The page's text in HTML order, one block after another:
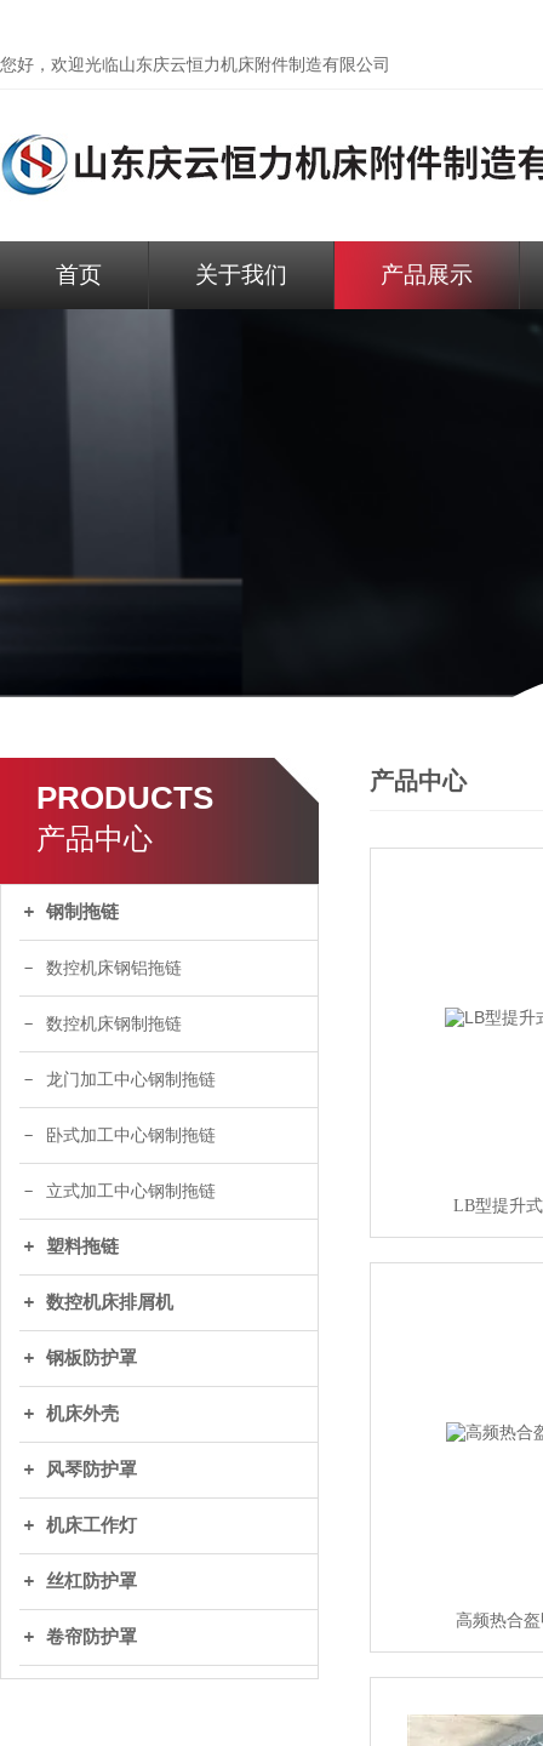
您好，欢迎光临山东庆云恒力机床附件制造有限公司
首页 关于我们 产品展示
PRODUCTS
产品中心
钢制拖链
数控机床钢铝拖链
数控机床钢制拖链
龙门加工中心钢制拖链
卧式加工中心钢制拖链
立式加工中心钢制拖链
塑料拖链
数控机床排屑机
钢板防护罩
机床外壳
风琴防护罩
机床工作灯
丝杠防护罩
卷帘防护罩
产品中心
LB型提升
高频热合